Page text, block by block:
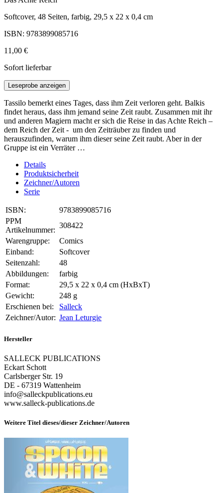
Softcover, 48 Seiten, farbig, 29,5 x 22 x 0,4 cm
ISBN: 9783899085716
11,00 €
Sofort lieferbar
Leseprobe anzeigen
Tassilo bemerkt eines Tages, dass ihm Zeit verloren geht. Balkis
findet heraus, dass ihm jemand seine Zeit raubt. Zusammen mit ihr
und anderen Magiern macht er sich die Reise in das Achte Reich –
dem Reich der Zeit - um den Zeiträuber zu finden und
herauszufinden, warum ihm dieser seine Zeit raubt. Aber in der
Gruppe ist ein Verräter …
Details
Produktsicherheit
Zeichner/Autoren
Serie
ISBN:
9783899085716
PPM
Artikelnummer:
308422
Warengruppe:
Comics
Einband:
Softcover
Seitenzahl:
48
Abbildungen:
farbig
Format:
29,5 x 22 x 0,4 cm (HxBxT)
Gewicht:
248 g
Erschienen bei:
Salleck
Zeichner/Autor: Jean Leturgie
Hersteller
SALLECK PUBLICATIONS
Eckart Schott
Carlsberger Str. 19
DE - 67319 Wattenheim
info@salleckpublications.eu
www.salleck-publications.de
Weitere Titel dieses/dieser Zeichner/Autoren